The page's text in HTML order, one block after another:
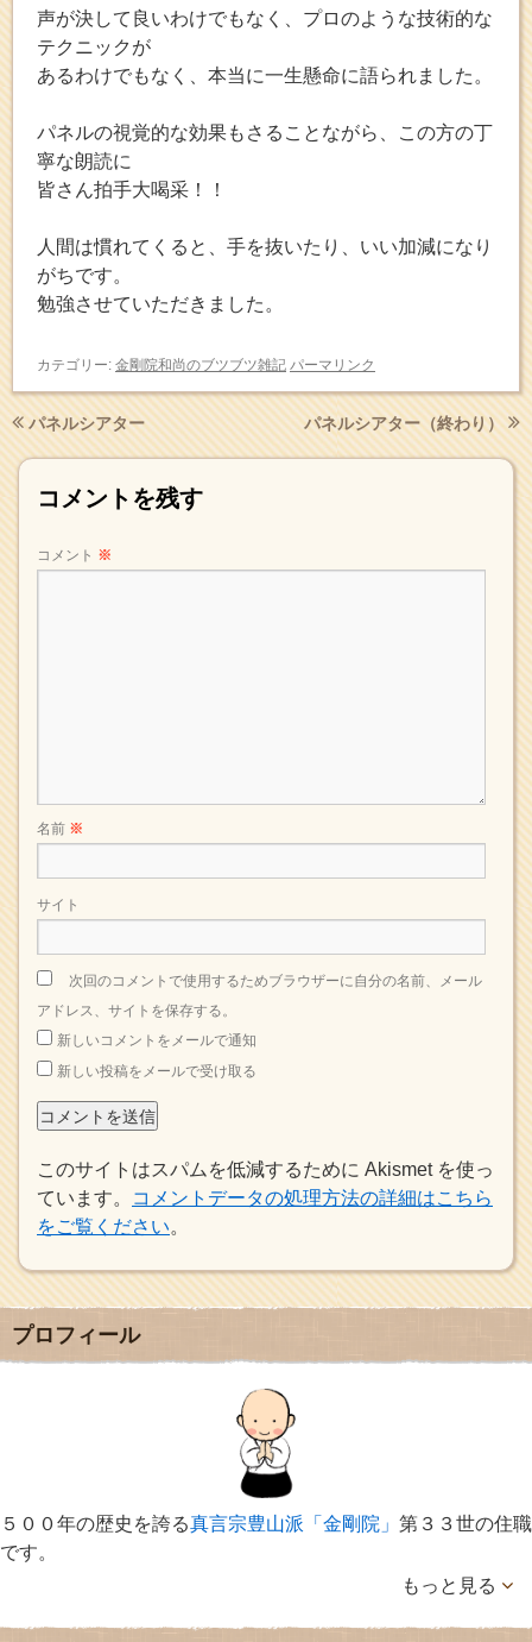
声が決して良いわけでもなく、プロのような技術的な
テクニックが
あるわけでもなく、本当に一生懸命に語られました。
パネルの視覚的な効果もさることながら、この方の丁
寧な朗読に
皆さん拍手大喝采！！
人間は慣れてくると、手を抜いたり、いい加減になり
がちです。
勉強させていただきました。
カテゴリー: 金剛院和尚のブツブツ雑記 パーマリンク
パネルシアター パネルシアター（終わり）
コメントを残す
コメント ※
名前 ※
サイト
次回のコメントで使用するためブラウザーに自分の名前、メール
アドレス、サイトを保存する。
新しいコメントをメールで通知
新しい投稿をメールで受け取る
このサイトはスパムを低減するために Akismet を使っ
ています。
コメントデータの処理方法の詳細はこちら
をご覧ください。
プロフィール
５００年の歴史を誇る真言宗豊山派「金剛院」 第３３世の住職
です。
もっと見る